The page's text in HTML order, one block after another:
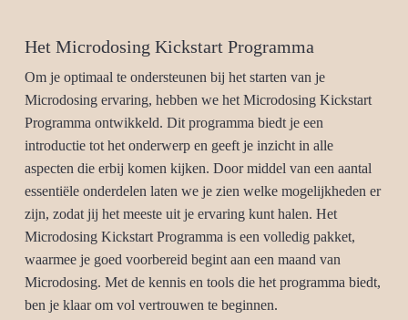
Het Microdosing Kickstart Programma
Om je optimaal te ondersteunen bij het starten van je
Microdosing ervaring, hebben we het Microdosing Kickstart
Programma ontwikkeld. Dit programma biedt je een
introductie tot het onderwerp en geeft je inzicht in alle
aspecten die erbij komen kijken. Door middel van een aantal
essentiële onderdelen laten we je zien welke mogelijkheden er
zijn, zodat jij het meeste uit je ervaring kunt halen. Het
Microdosing Kickstart Programma is een volledig pakket,
waarmee je goed voorbereid begint aan een maand van
Microdosing. Met de kennis en tools die het programma biedt,
ben je klaar om vol vertrouwen te beginnen.